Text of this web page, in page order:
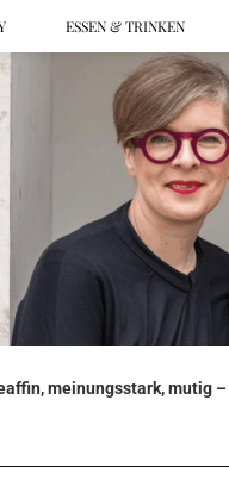
ESSEN & TRINKEN
meinungsstark, mutig